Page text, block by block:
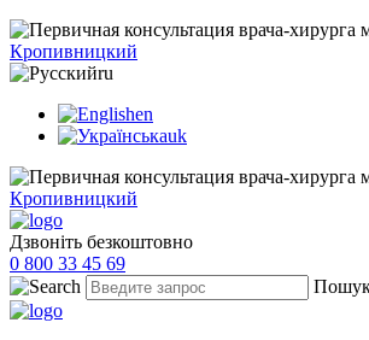
Кропивницкий
ru
en
uk
Кропивницкий
Дзвоніть безкоштовно
0 800 33 45 69